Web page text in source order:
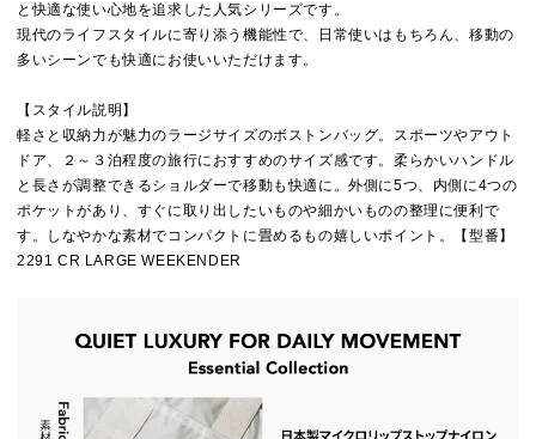
と快適な使い心地を追求した人気シリーズです。
現代のライフスタイルに寄り添う機能性で、日常使いはもちろん、移動の
多いシーンでも快適にお使いいただけます。
【スタイル説明】
軽さと収納力が魅力のラージサイズのボストンバッグ。スポーツやアウト
ドア、２～３泊程度の旅行におすすめのサイズ感です。柔らかいハンドル
と長さが調整できるショルダーで移動も快適に。外側に5つ、内側に4つの
ポケットがあり、すぐに取り出したいものや細かいものの整理に便利で
す。しなやかな素材でコンパクトに畳めるもの嬉しいポイント。【型番】
2291 CR LARGE WEEKENDER